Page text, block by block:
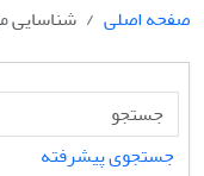
صفحه اصلی شناسایی
جستجوی پیشرفته